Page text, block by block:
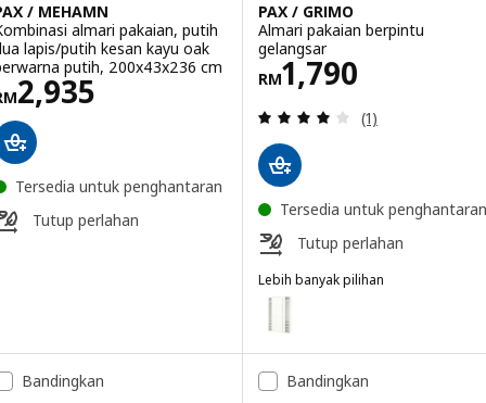
/ MEHAMN
almari pakaian, putih
lapis/putih kesan kayu oak
putih, 200x43x236 cm
2,935RM 2935
Tersedia untuk penghantaran
Tutup perlahan
PAX / GRIMO
Almari pakaian berpintu
gelangsar
RM1,790
Harga RM 1790
Ulasan: 4
(1)
Tersedia untuk penghantaran
Tutup perlahan
Lebih banyak pilihan
PAX / GRIMO
Pilihan: PAX / GRIMO, Almari
Bandingkan Bandingkan